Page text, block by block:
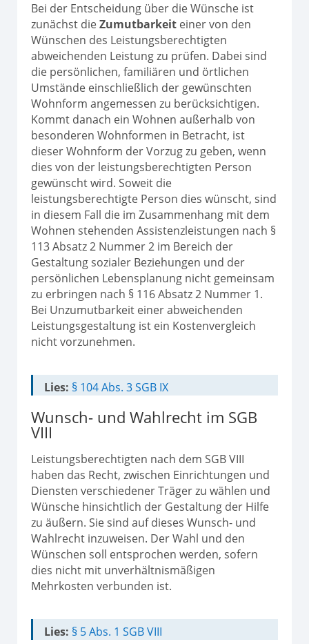
Bei der Entscheidung über die Wünsche ist
zunächst dieZumutbarkeit einer von den
Wünschen des Leistungsberechtigten
abweichenden Leistung zu prüfen. Dabei sind
die persönlichen, familiären und örtlichen
Umstände einschließlich der gewünschten
Wohnform angemessen zu berücksichtigen.
Kommt danach ein Wohnen außerhalb von
besonderen Wohnformen in Betracht, ist
dieser Wohnform der Vorzug zu geben, wenn
dies von der leistungsberechtigten Person
gewünscht wird. Soweit die
leistungsberechtigte Person dies wünscht, sind
in diesem Fall die im Zusammenhang mit dem
Wohnen stehenden Assistenzleistungen nach §
113 Absatz 2 Nummer 2 im Bereich der
Gestaltung sozialer Beziehungen und der
persönlichen Lebensplanung nicht gemeinsam
zu erbringen nach § 116 Absatz 2 Nummer 1.
Bei Unzumutbarkeit einer abweichenden
Leistungsgestaltung ist ein Kostenvergleich
nicht vorzunehmen.
Lies: § 104 Abs. 3 SGB IX
Wunsch- und Wahlrecht im SGB
VIII
Leistungsberechtigten nach dem SGB VIII
haben das Recht, zwischen Einrichtungen und
Diensten verschiedener Träger zu wählen und
Wünsche hinsichtlich der Gestaltung der Hilfe
zu äußern. Sie sind auf dieses Wunsch- und
Wahlrecht inzuweisen. Der Wahl und den
Wünschen soll entsprochen werden, sofern
dies nicht mit unverhältnismäßigen
Mehrkosten verbunden ist.
Lies: § 5 Abs. 1 SGB VIII